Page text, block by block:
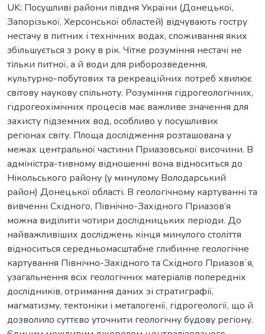
UK: Посушливі райони півдня України (Донецької,
Запорізької, Херсонської областей) відчувають гостру
нестачу в питних і технічних водах, споживання яких
збільшується з року в рік. Чітке розуміння нестачі не
тільки питної, а й води для риборозведення,
культурно-побутових та рекреаційних потреб хвилює
світову наукову спільноту. Розуміння гідрогеологічних,
гідрогеохімічних процесів має важливе значення для
захисту підземних вод, особливо у посушливих
регіонах світу. Площа дослідження розташована у
межах центральної частини Приазовської височини. В
адміністра-тивному відношенні вона відноситься до
Нікольського району (у минулому Володарський
район) Донецької області. В геологічному картуванні та
вивченні Східного, Північно-Західного Приазов’я
можна виділити чотири дослідницьких періоди. До
найважливіших досліджень кінця минулого століття
відноситься середньомасштабне глибинне геологічне
картування Північно-Західного та Східного Приазовʼя,
узагальнення всіх геологічних матеріалів попередніх
дослідників, отримання даних зі стратиграфії,
магматизму, тектоніки і металогенії, гідрогеології, що й
дозволило суттєво уточнити геологічну будову регіону.